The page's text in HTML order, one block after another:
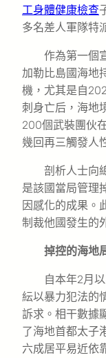
工身體健康檢查
多名差人軍隊特
作為第一個
加勒比島國海地
機，尤其是自
刺身亡后，海地
200個武裝團伙
幾回再三觸發人
剖析人士向
是該國當局管理
因感化的成果。
制裁他國發生的
掉控的海地
自本年2月
紜以暴力犯法的
訴求。相干數據
了海地首都太子
六成居平易近依